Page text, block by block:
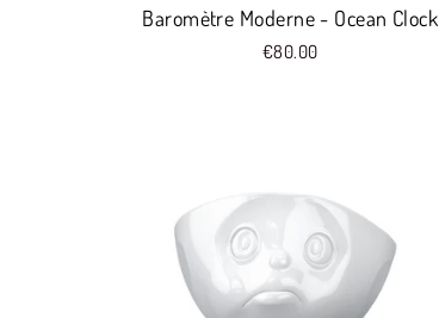
Baromètre Moderne - Ocean Clock
€80.00